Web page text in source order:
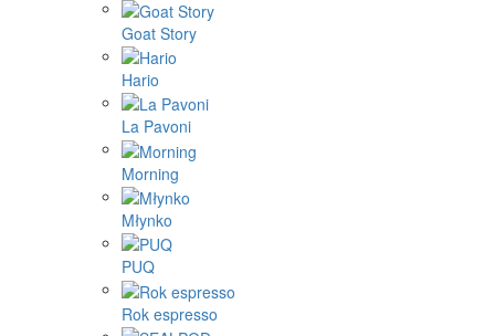
Goat Story
Hario
La Pavoni
Morning
Młynko
PUQ
Rok espresso